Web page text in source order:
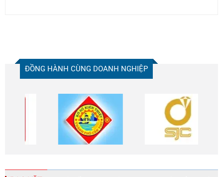
ĐỒNG HÀNH CÙNG DOANH NGHIỆP